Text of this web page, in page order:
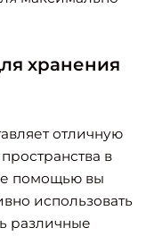
хранения
отличную
в
помощью вы
использовать
различные